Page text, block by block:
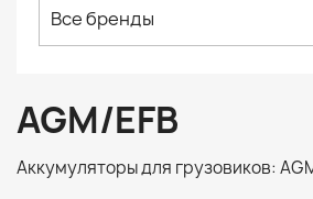
Все бренды
AGM/EFB
Аккумуляторы для грузовиков: